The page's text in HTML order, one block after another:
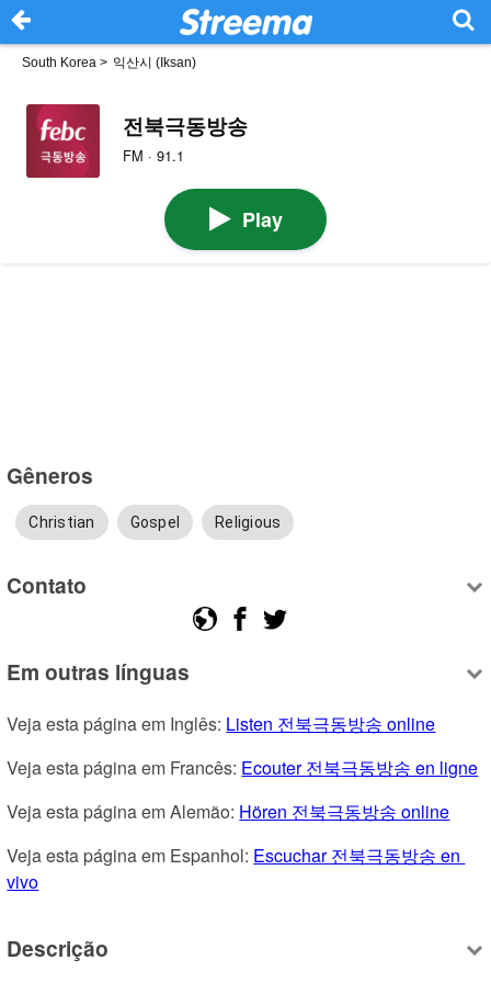
South Korea > 익산시 (Iksan)
전북극동방송
FM · 91.1
Play
Gêneros
Christian Gospel Religious
Contato
Em outras línguas
Veja esta página em Inglês: Listen 전북극동방송 online
Veja esta página em Francês: Ecouter 전북극동방송 en ligne
Veja esta página em Alemão: Hören 전북극동방송 online
Veja esta página em Espanhol: Escuchar 전북극동방송 en
vivo
Descrição